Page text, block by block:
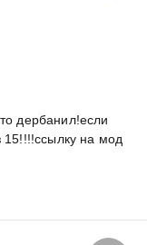
дербанил!если
15!!!!ссылку на мод